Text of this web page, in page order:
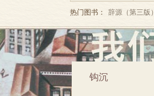
热门图书： 辞源（第三版）
钩沉